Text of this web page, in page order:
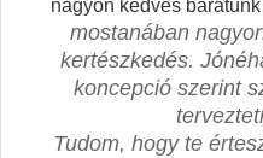
nagyon kedves
mostanában
kertészkedés.
koncepció szerint
Tudom, hogy te